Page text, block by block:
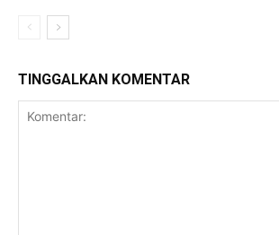
TINGGALKAN KOMENTAR